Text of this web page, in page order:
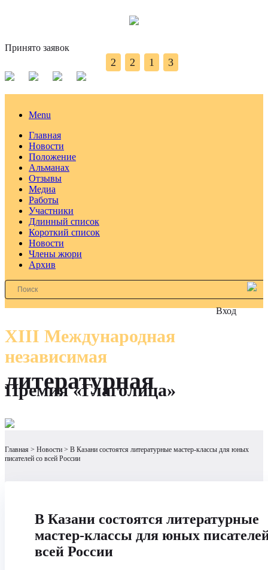
Принято заявок
2 2 1 3
Menu
Главная
Новости
Положение
Альманах
Отзывы
Медиа
Работы
Участники
Длинный список
Короткий список
Новости
Члены жюри
Архив
Вход
XIII Международная
независимая
литературная
Премия «Глаголица»
Главная Новости
В Казани состоятся литературные мастер-классы для юных
писателей со всей России
В Казани состоятся литературные
мастер-классы для юных
всей России